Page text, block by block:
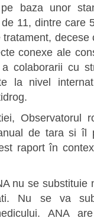
baza unor
11, dintre care
decese
conexe ale
colaborarii cu
la nivel
Observatorul
de tara si îl
raport în
nu se substituie
Nu se va
ANA